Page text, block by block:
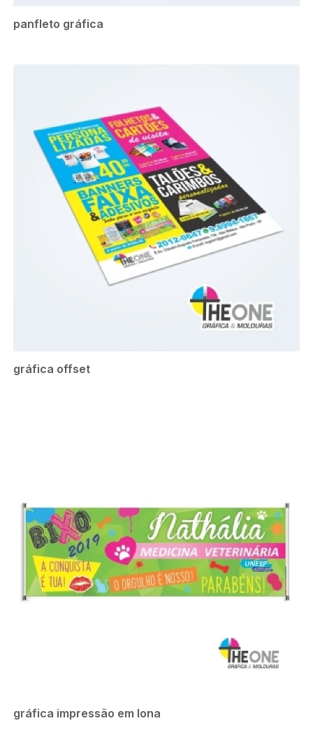
panfleto gráfica
gráfica offset
gráfica impressão em lona